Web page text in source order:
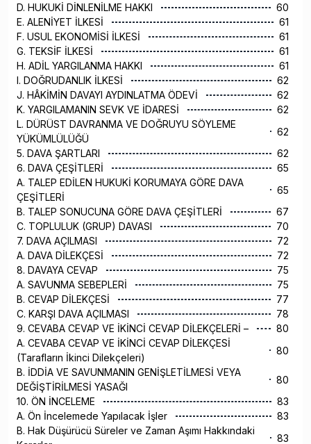
D. HUKUKİ DİNLENİLME HAKKI
60
E. ALENİYET İLKESİ
61
F. USUL EKONOMİSİ İLKESİ
61
G. TEKSİF İLKESİ
61
H. ADİL YARGILANMA HAKKI
61
I. DOĞRUDANLIK İLKESİ
62
J. HÂKİMİN DAVAYI AYDINLATMA ÖDEVİ
62
K. YARGILAMANIN SEVK VE İDARESİ
62
L. DÜRÜST DAVRANMA VE DOĞRUYU SÖYLEME
YÜKÜMLÜLÜĞÜ
62
5. DAVA ŞARTLARI
62
6. DAVA ÇEŞİTLERİ
65
A. TALEP EDİLEN HUKUKİ KORUMAYA GÖRE DAVA
ÇEŞİTLERİ
65
B. TALEP SONUCUNA GÖRE DAVA ÇEŞİTLERİ
67
C. TOPLULUK (GRUP) DAVASI
70
7. DAVA AÇILMASI
72
A. DAVA DİLEKÇESİ
72
8. DAVAYA CEVAP
75
A. SAVUNMA SEBEPLERİ
75
B. CEVAP DİLEKÇESİ
77
C. KARŞI DAVA AÇILMASI
78
9. CEVABA CEVAP VE İKİNCİ CEVAP DİLEKÇELERİ –
80
A. CEVABA CEVAP VE İKİNCİ CEVAP DİLEKÇESİ
(Tarafların İkinci Dilekçeleri)
80
B. İDDİA VE SAVUNMANIN GENİŞLETİLMESİ VEYA
DEĞİŞTİRİLMESİ YASAĞI
80
10. ÖN İNCELEME
83
A. Ön İncelemede Yapılacak İşler
83
B. Hak Düşürücü Süreler ve Zaman Aşımı Hakkındaki
83